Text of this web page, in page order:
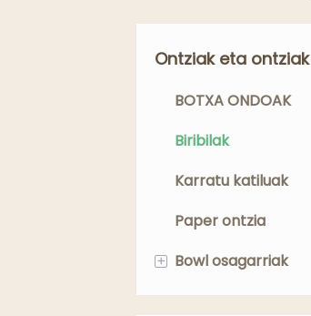
Ontziak eta ontziak
BOTXA ONDOAK
Biribilak
Karratu katiluak
Paper ontzia
+ Bowl osagarriak
Bowl estalkiak